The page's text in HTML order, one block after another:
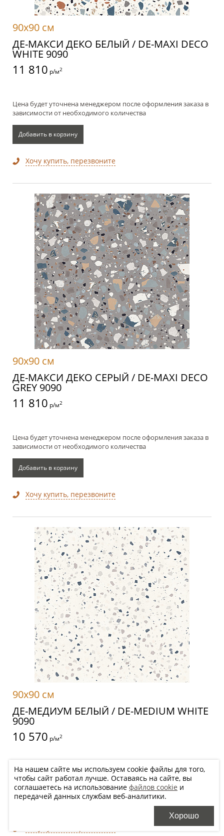
90x90 см
ДЕ-МАКСИ ДЕКО БЕЛЫЙ / DE-MAXI DECO
WHITE 9090
11 810 р/м2
Цена будет уточнена менеджером после оформления заказа в
зависимости от необходимого количества
Добавить в корзину
Хочу купить, перезвоните
90x90 см
ДЕ-МАКСИ ДЕКО СЕРЫЙ / DE-MAXI DECO
GREY 9090
11 810 р/м2
Цена будет уточнена менеджером после оформления заказа в
зависимости от необходимого количества
Добавить в корзину
Хочу купить, перезвоните
90x90 см
ДЕ-МЕДИУМ БЕЛЫЙ / DE-MEDIUM WHITE
9090
10 570 р/м2
Цена будет уточнена менеджером после оформления заказа в
зависимости от необходимого количества
Добавить в корзину
На нашем сайте мы используем cookie файлы для того,
чтобы сайт работал лучше. Оставаясь на сайте, вы
соглашаетесь на использование файлов cookie и
передачей данных службам веб-аналитики.
Хорошо